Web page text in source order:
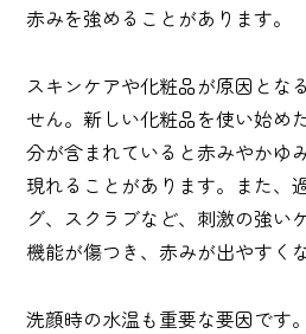
赤みを強めることがあります。
スキンケアや化粧品が原因とな
せん。新しい化粧品を使い始め
分が含まれていると赤みやかゆ
現れることがあります。また、
グ、スクラブなど、刺激の強い
機能が傷つき、赤みが出やすく
洗顔時の水温も重要な要因です